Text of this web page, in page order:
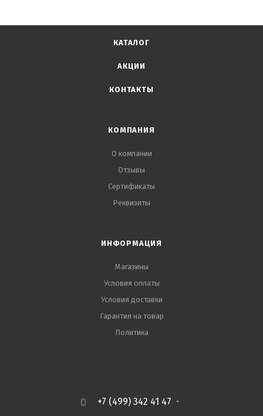
КАТАЛОГ
АКЦИИ
КОНТАКТЫ
КОМПАНИЯ
О компании
Отзывы
Сертификаты
Реквизиты
ИНФОРМАЦИЯ
Магазины
Условия оплаты
Условия доставки
Гарантия на товар
Политика
+7 (499) 342 41 47